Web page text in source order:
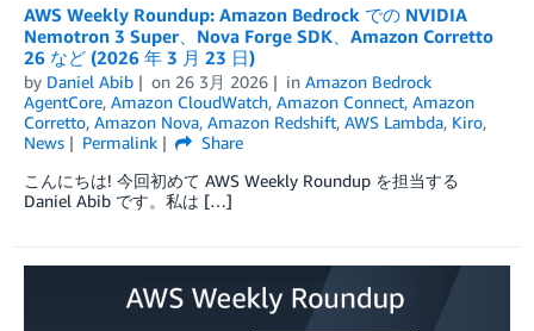
AWS Weekly Roundup: Amazon Bedrock での NVIDIA
Nemotron 3 Super、Nova Forge SDK、Amazon Corretto
26 など (2026 年 3 月 23 日)
by Daniel Abib on 26 3月 2026 in Amazon Bedrock
AgentCore, Amazon CloudWatch, Amazon Connect, Amazon
Corretto, Amazon Nova, Amazon Redshift, AWS Lambda, Kiro,
News
Permalink
Share
こんにちは! 今回初めて AWS Weekly Roundup を担当する
Daniel Abib です。私は […]